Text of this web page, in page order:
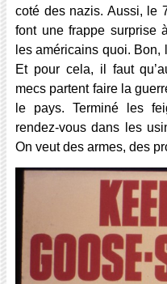
coté des nazis. Aussi, le
font une frappe surprise
les américains quoi.
Et pour cela, il faut
mecs partent faire la
le pays. Terminé les
rendez-vous dans les
On veut des armes, des